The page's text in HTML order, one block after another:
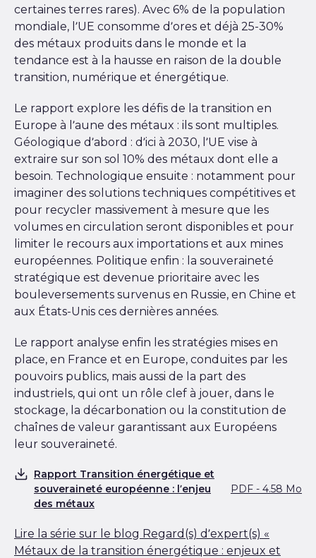
certaines terres rares). Avec 6% de la population
mondiale, l’UE consomme d’ores et déjà 25-30%
des métaux produits dans le monde et la
tendance est à la hausse en raison de la double
transition, numérique et énergétique.
Le rapport explore les défis de la transition en
Europe à l’aune des métaux : ils sont multiples.
Géologique d’abord : d’ici à 2030, l’UE vise à
extraire sur son sol 10% des métaux dont elle a
besoin. Technologique ensuite : notamment pour
imaginer des solutions techniques compétitives et
pour recycler massivement à mesure que les
volumes en circulation seront disponibles et pour
limiter le recours aux importations et aux mines
européennes. Politique enfin : la souveraineté
stratégique est devenue prioritaire avec les
bouleversements survenus en Russie, en Chine et
aux États-Unis ces dernières années.
Le rapport analyse enfin les stratégies mises en
place, en France et en Europe, conduites par les
pouvoirs publics, mais aussi de la part des
industriels, qui ont un rôle clef à jouer, dans le
stockage, la décarbonation ou la constitution de
chaînes de valeur garantissant aux Européens
leur souveraineté.
Télécharger
Rapport Transition énergétique et
souveraineté européenne : l’enjeu
des métaux
PDF - 4.58 Mo
Lire la série sur le blog Regard(s) d’expert(s) «
Métaux de la transition énergétique : enjeux et